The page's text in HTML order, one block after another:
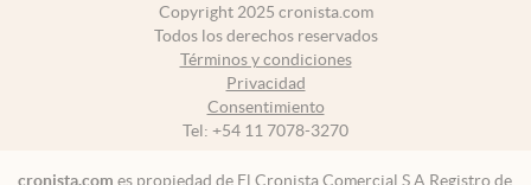
Copyright 2025 cronista.com
Todos los derechos reservados
Términos y condiciones
Privacidad
Consentimiento
Tel: +54 11 7078-3270
cronista.com es propiedad de El Cronista Comercial S.A Registro de